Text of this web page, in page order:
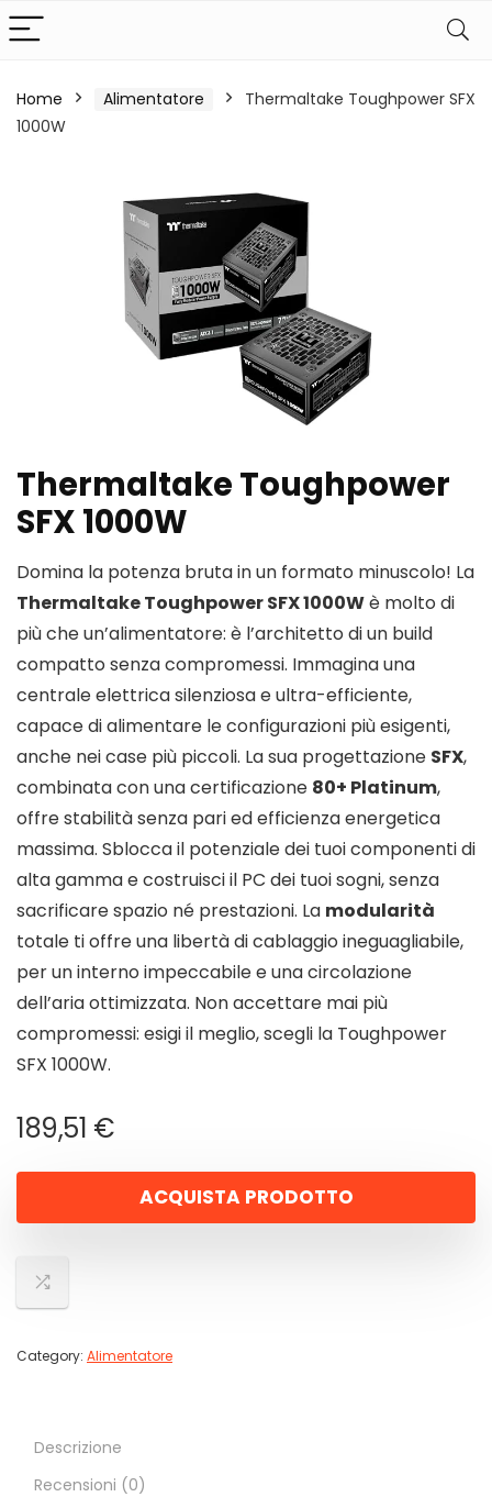
Home Alimentatore
Thermaltake Toughpower SFX
1000W
Thermaltake Toughpower
SFX 1000W
Domina la potenza bruta in un formato minuscolo! La
Thermaltake Toughpower SFX 1000Wè molto di
più che un’alimentatore: è l’architetto di un build
compatto senza compromessi. Immagina una
centrale elettrica silenziosa e ultra-efficiente,
capace di alimentare le configurazioni più esigenti,
anche nei case più piccoli. La sua progettazione SFX,
combinata con una certificazione 80+ Platinum,
offre stabilità senza pari ed efficienza energetica
massima. Sblocca il potenziale dei tuoi componenti di
alta gamma e costruisci il PC dei tuoi sogni, senza
sacrificare spazio né prestazioni. La modularità
totale ti offre una libertà di cablaggio ineguagliabile,
per un interno impeccabile e una circolazione
dell’aria ottimizzata. Non accettare mai più
compromessi: esigi il meglio, scegli la Toughpower
SFX 1000W.
189,51 €
ACQUISTA PRODOTTO
Category: Alimentatore
Descrizione
Recensioni (0)